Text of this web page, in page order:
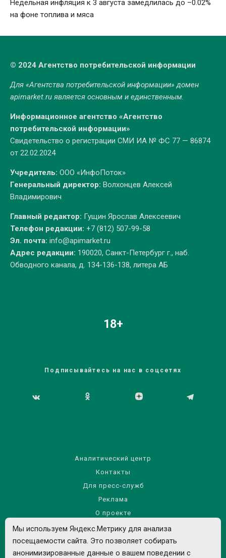
Недельная инфляция к 3 августа замедлилась до –0.02%
на фоне топлива и мяса
© 2024 Агентство потребительской информации
Для «Агентства потребительской информации» домен
apimarket.ru является основным и единственным.
Информационное агентство «Агентство
потребительской информации»
Свидетельство о регистрации СМИ ИА № ФС 77 — 86874
от 22.02.2024
Учредитель: ООО «ИнфоПоток»
Генеральный директор: Волхонцев Алексей
Владимирович
Главный редактор: Гущин Ярослав Алексеевич
Телефон редакции: +7 (812) 507-99-58
Эл. почта: info@apimarket.ru
Адрес редакции: 190020, Санкт-Петербург г., наб.
Обводного канала, д. 134-136-138, литера АБ
18+
Подписывайтесь на нас в соцсетях
Аналитический центр
Контакты
Для пресс-служб
Реклама
О проекте
Правила использования материалов сайта
Политика обработки персональных данных
Мы используем Яндекс.Метрику для анализа
посещаемости сайта. Это позволяет собирать
анонимизированные данные о вашем поведении с